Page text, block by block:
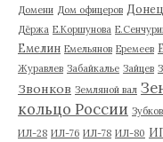
Домени Дом офицеров Донец
Дёржа Е.Коршунова
Емелин Емельянов Еремеев
Журавлев Забайкалье Зайцев
Звонков Земляной вал
кольцо России Зубков
ИЛ-28 ИЛ-76 ИЛ-78 ИЛ-80